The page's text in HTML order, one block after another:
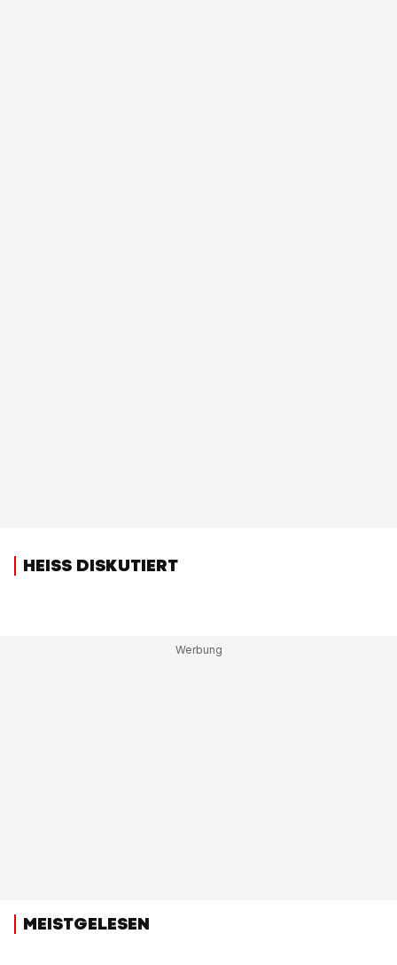
HEISS DISKUTIERT
MEISTGELESEN